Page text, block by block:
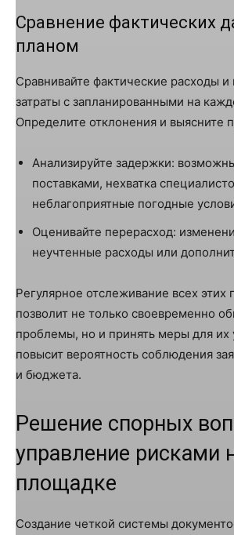
Сравнение фактических
планом
Сравнивайте фактические расходы
затраты с запланированными на
Определите отклонения и выясните
Анализируйте задержки:
поставками, нехватка
неблагоприятные погодные
Оценивайте перерасход:
неучтенные расходы или
Регулярное отслеживание всех этих
позволит не только своевременно
проблемы, но и принять меры для их
повысит вероятность соблюдения
и бюджета.
Решение спорных
управление рисками
площадке
Создание четкой системы